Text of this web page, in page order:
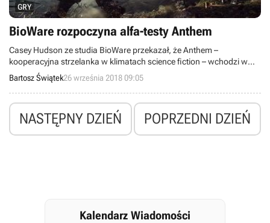
GRY
BioWare rozpoczyna alfa-testy Anthem
Casey Hudson ze studia BioWare przekazał, że Anthem –
kooperacyjna strzelanka w klimatach science fiction – wchodzi w
fazę testów alfa. Wszystkie najważniejsze elementy gry są już
sprawne.
Bartosz Świątek26 września 2018 09:05
NASTĘPNY DZIEŃ POPRZEDNI DZIEŃ
Kalendarz Wiadomości